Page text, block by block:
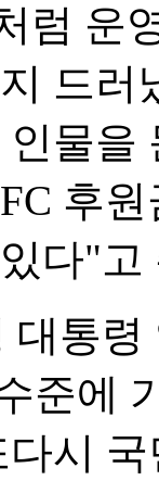
럼 운
드
물을
후
다"고
대통
준에
시